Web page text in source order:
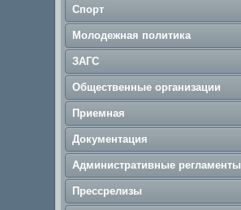
Спорт
Молодежная политика
ЗАГС
Общественные организации
Приемная
Документация
Административные регламенты
Прессрелизы